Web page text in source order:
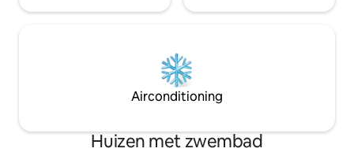
Airconditioning
Huizen met zwembad